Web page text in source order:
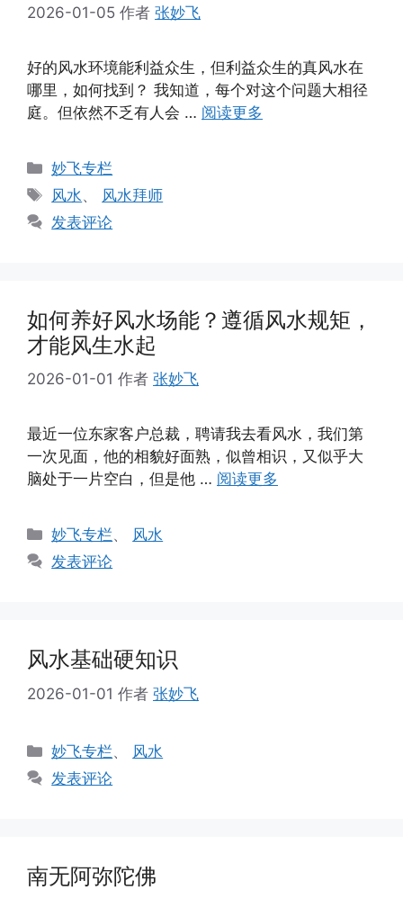
2026-01-05 作者 张妙飞
好的风水环境能利益众生，但利益众生的真风水在
哪里，如何找到？ 我知道，每个对这个问题大相径
庭。但依然不乏有人会 … 阅读更多
分
类
妙飞专栏
标
签
风水、 风水拜师
发表评论
如何养好风水场能？遵循风水规矩，
才能风生水起
2026-01-01 作者 张妙飞
最近一位东家客户总裁，聘请我去看风水，我们第
一次见面，他的相貌好面熟，似曾相识，又似乎大
脑处于一片空白，但是他 … 阅读更多
分
类
妙飞专栏、 风水
发表评论
风水基础硬知识
2026-01-01 作者 张妙飞
分
类
妙飞专栏、 风水
发表评论
南无阿弥陀佛